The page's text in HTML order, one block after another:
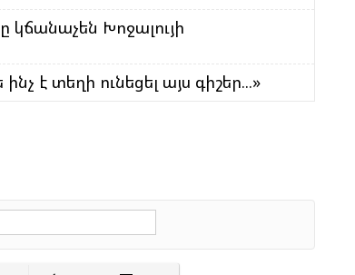
կճանաչեն Խոջալույի
ինչ է տեղի ունեցել այս գիշեր...»